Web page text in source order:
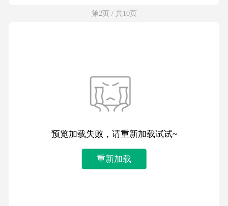
第2页 / 共10页
预览加载失败，请重新加载试试~
重新加载